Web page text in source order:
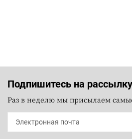
Подпишитесь на рассылку
Раз в неделю мы присылаем